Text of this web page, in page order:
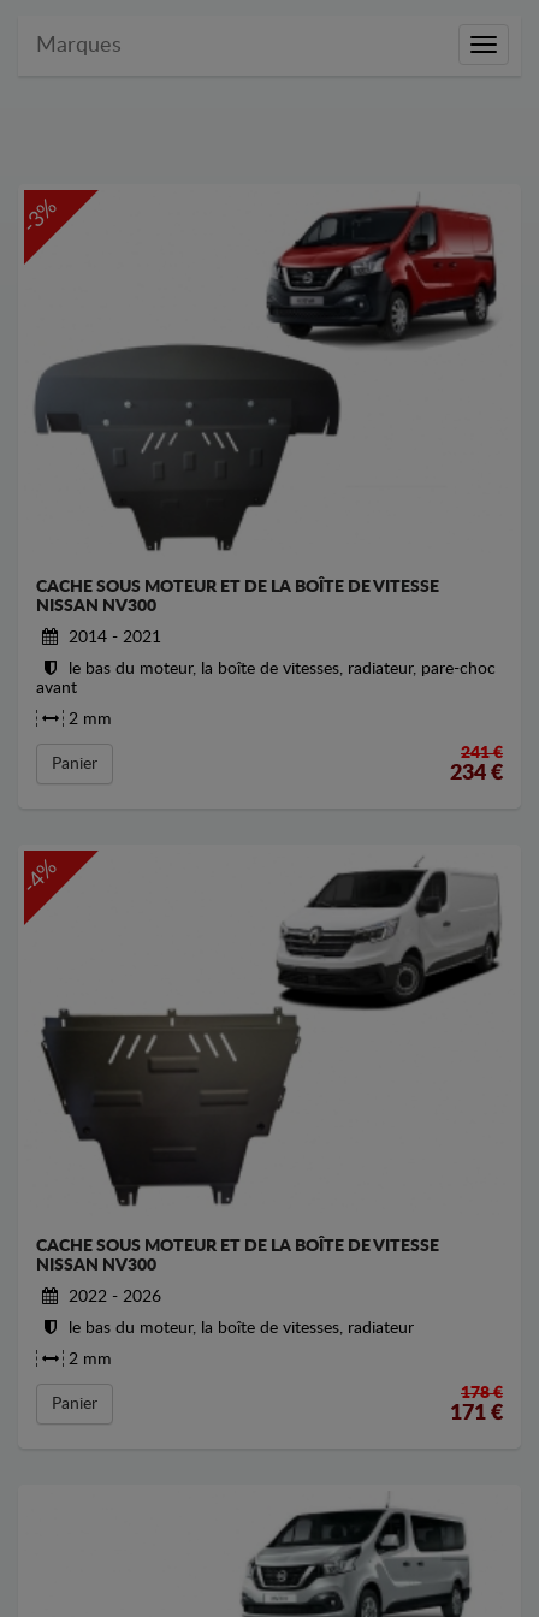
Marques
-3%
CACHE SOUS MOTEUR ET DE LA BOÎTE DE VITESSE
NISSAN NV300
2014 - 2021
le bas du moteur, la boîte de vitesses, radiateur, pare-choc
avant
2 mm
Panier
241 €
234 €
-4%
CACHE SOUS MOTEUR ET DE LA BOÎTE DE VITESSE
NISSAN NV300
2022 - 2026
le bas du moteur, la boîte de vitesses, radiateur
2 mm
Panier
178 €
171 €